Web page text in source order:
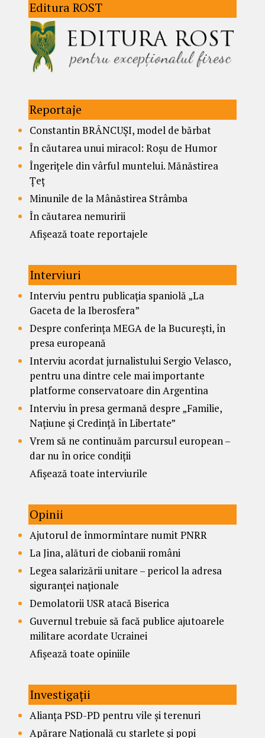
Editura ROST
Reportaje
Constantin BRÂNCUȘI, model de bărbat
În căutarea unui miracol: Roșu de Humor
Îngerițele din vârful muntelui. Mănăstirea
Țeț
Minunile de la Mânăstirea Strâmba
În căutarea nemuririi
Afișează toate reportajele
Interviuri
Interviu pentru publicația spaniolă „La
Gaceta de la Iberosfera”
Despre conferința MEGA de la București, în
presa europeană
Interviu acordat jurnalistului Sergio Velasco,
pentru una dintre cele mai importante
platforme conservatoare din Argentina
Interviu în presa germană despre „Familie,
Națiune și Credință în Libertate”
Vrem să ne continuăm parcursul european –
dar nu în orice condiții
Afișează toate interviurile
Opinii
Ajutorul de înmormîntare numit PNRR
La Jina, alături de ciobanii români
Legea salarizării unitare – pericol la adresa
siguranței naționale
Demolatorii USR atacă Biserica
Guvernul trebuie să facă publice ajutoarele
militare acordate Ucrainei
Afișează toate opiniile
Investigații
Alianța PSD-PD pentru vile și terenuri
Apărare Națională cu starlete și popi